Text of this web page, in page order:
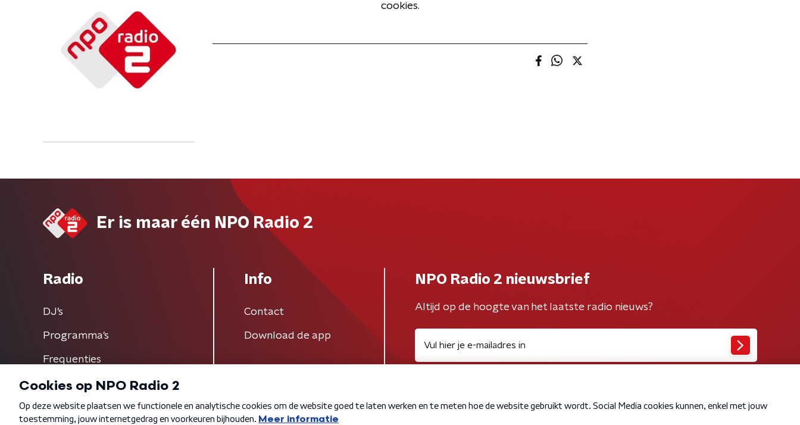
cookies.
Er is maar één NPO Radio 2
Radio
DJ’s
Programma's
Frequenties
Info
Contact
Download de app
NPO Radio 2 nieuwsbrief
Altijd op de hoogte van het laatste radio nieuws?